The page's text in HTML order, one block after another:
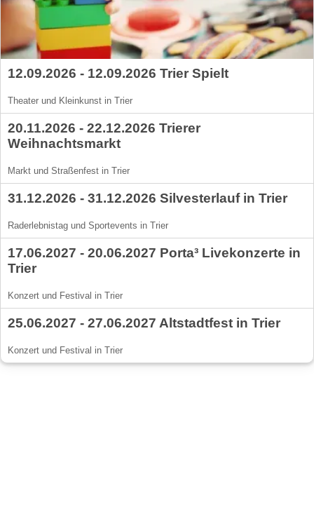
12.09.2026 - 12.09.2026 Trier Spielt
Theater und Kleinkunst in Trier
20.11.2026 - 22.12.2026 Trierer
Weihnachtsmarkt
Markt und Straßenfest in Trier
31.12.2026 - 31.12.2026 Silvesterlauf in Trier
Raderlebnistag und Sportevents in Trier
17.06.2027 - 20.06.2027 Porta³ Livekonzerte in
Trier
Konzert und Festival in Trier
25.06.2027 - 27.06.2027 Altstadtfest in Trier
Konzert und Festival in Trier